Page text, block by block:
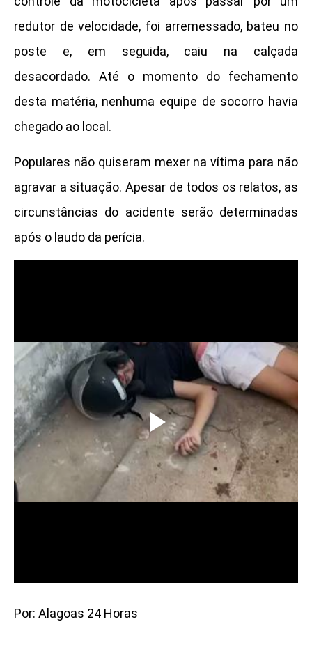
redutor de velocidade, foi arremessado, bateu no
poste e, em seguida, caiu na calçada
desacordado. Até o momento do fechamento
desta matéria, nenhuma equipe de socorro havia
chegado ao local.
Populares não quiseram mexer na vítima para não
agravar a situação. Apesar de todos os relatos, as
circunstâncias do acidente serão determinadas
após o laudo da perícia.
Por: Alagoas 24 Horas